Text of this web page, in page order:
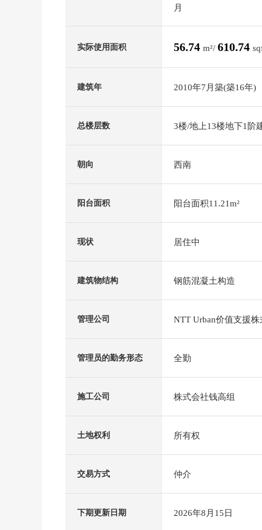
月
实际使用面积 56.74 m²/ 610.74
建筑年 2010年7月築(築16年)
总楼层数 3楼/地上13楼地下1阶
朝向 西南
阳台面积 阳台面积11.21m²
现状 居住中
建筑物结构 钢筋混凝土构造
管理公司 NTT Urban价值支援株
管理员的勤务形态 全勤
施工公司 株式会社钱高组
土地权利 所有权
交易方式 仲介
下期更新日期 2026年8月15日